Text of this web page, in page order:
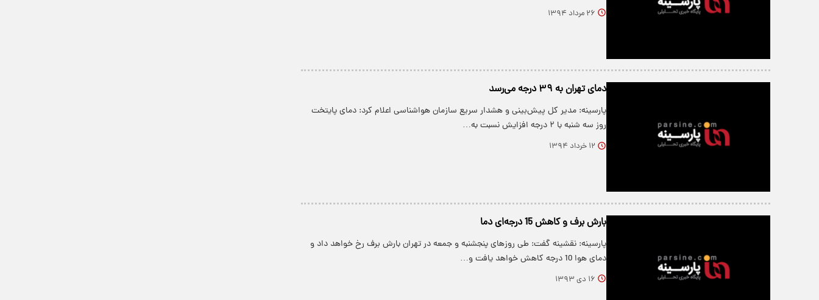
۲۶ مرداد ۱۳۹۴
دمای تهران به ۳۹ درجه می‌رسد
پارسینه: مدیر کل پیش‌بینی و هشدار سریع سازمان هواشناسی اعلام کرد: دمای پایتخت
روز سه شنبه با ۲ درجه افزایش نسبت به…
۱۲ خرداد ۱۳۹۴
بارش برف و کاهش 15 درجه‌ای دما
پارسینه: نقشینه گفت: طی روزهای پنجشنبه و جمعه در تهران بارش برف رخ خواهد داد و
دمای هوا 10 درجه کاهش خواهد یافت و…
۱۶ دی ۱۳۹۳